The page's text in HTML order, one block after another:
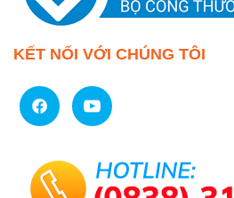
KẾT NỐI VỚI CHÚNG TÔI